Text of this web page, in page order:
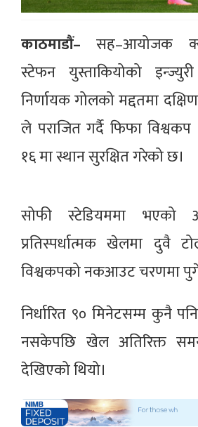
काठमाडौं– सह–आयोजक
स्टेफन युस्ताकियोको
निर्णायक गोलको मद्दतमा
ले पराजित गर्दै फिफा
१६ मा स्थान सुरक्षित गरेको छ।
सोफी स्टेडियममा भएको
प्रतिस्पर्धात्मक खेलमा दुवै
विश्वकपको नकआउट चरणमा
निर्धारित ९० मिनेटसम्म कुनै
नसकेपछि खेल अतिरिक्त
देखिएको थियो।